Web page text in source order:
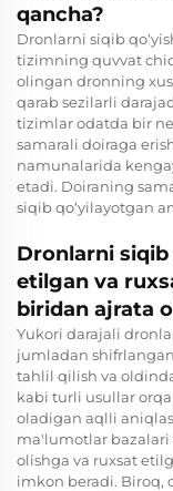
qancha?
Dronlarni siqib
tizimning quvvat
olingan dronning
qarab sezilarli
tizimlar odatda bir
samarali doiraga
namunalarida
etadi. Doiraning
siqib qo‘yilayotgan
Dronlarni
etilgan va
biridan ajrata
Yukori darajali
jumladan
tahlil qilish va
kabi turli usullar
oladigan aqlli
ma'lumotlar
olishga va ruxsat
imkon beradi. Biroq,